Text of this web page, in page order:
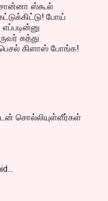
ஸ்கூல்
போய்
கத்து
கிளாஸ் போங்க!
சொல்லியுள்ளீர்கள்